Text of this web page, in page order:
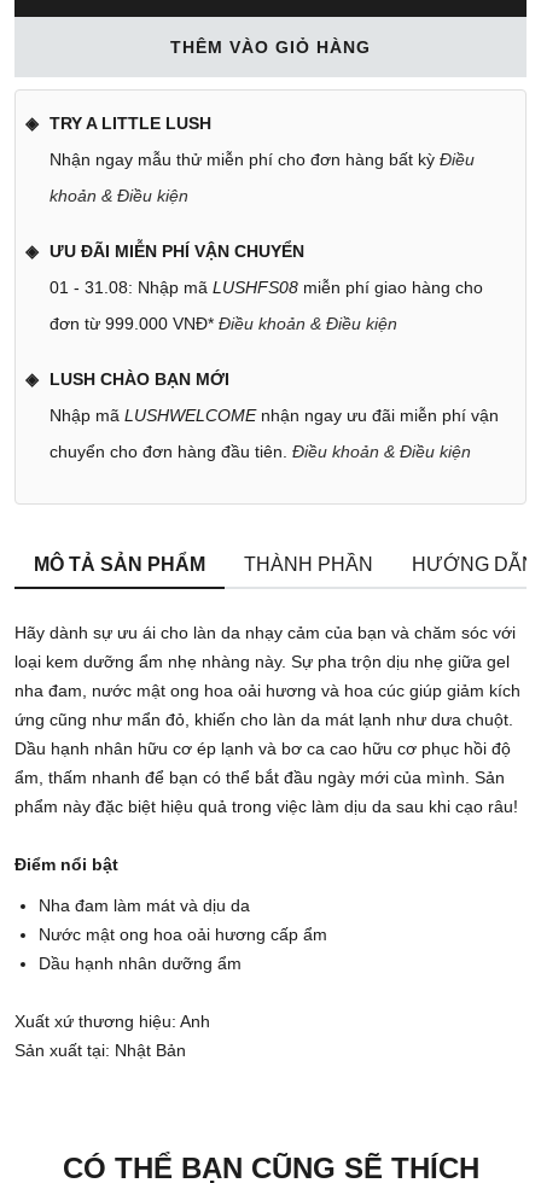
THÊM VÀO GIỎ HÀNG
TRY A LITTLE LUSH
Nhận ngay mẫu thử miễn phí cho đơn hàng bất kỳ Điều
khoản & Điều kiện
ƯU ĐÃI MIỄN PHÍ VẬN CHUYỂN
01 - 31.08: Nhập mã LUSHFS08 miễn phí giao hàng cho
đơn từ 999.000 VNĐ* Điều khoản & Điều kiện
LUSH CHÀO BẠN MỚI
Nhập mã LUSHWELCOMEnhận ngay ưu đãi miễn phí vận
chuyển cho đơn hàng đầu tiên. Điều khoản & Điều kiện
MÔ TẢ SẢN PHẨM THÀNH PHẦN HƯỚNG
Hãy dành sự ưu ái cho làn da nhạy cảm của bạn và chăm sóc với
loại kem dưỡng ẩm nhẹ nhàng này. Sự pha trộn dịu nhẹ giữa gel
nha đam, nước mật ong hoa oải hương và hoa cúc giúp giảm kích
ứng cũng như mẩn đỏ, khiến cho làn da mát lạnh như dưa chuột.
Dầu hạnh nhân hữu cơ ép lạnh và bơ ca cao hữu cơ phục hồi độ
ẩm, thấm nhanh để bạn có thể bắt đầu ngày mới của mình. Sản
phẩm này đặc biệt hiệu quả trong việc làm dịu da sau khi cạo râu!
Điểm nổi bật
Nha đam làm mát và dịu da
Nước mật ong hoa oải hương cấp ẩm
Dầu hạnh nhân dưỡng ẩm
Xuất xứ thương hiệu: Anh
Sản xuất tại: Nhật Bản
CÓ THỂ BẠN CŨNG SẼ THÍCH